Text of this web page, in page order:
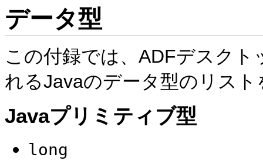
データ型
この付録では、ADFデスクト
れるJavaのデータ型のリス
Javaプリミティブ型
long